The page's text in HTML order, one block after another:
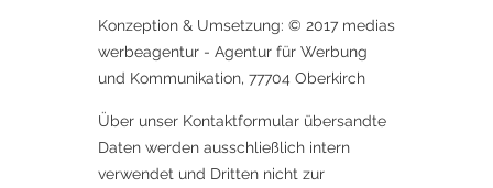
Konzeption & Umsetzung: © 2017 medias
werbeagentur - Agentur für Werbung
und Kommunikation, 77704 Oberkirch
Über unser Kontaktformular übersandte
Daten werden ausschließlich intern
verwendet und Dritten nicht zur